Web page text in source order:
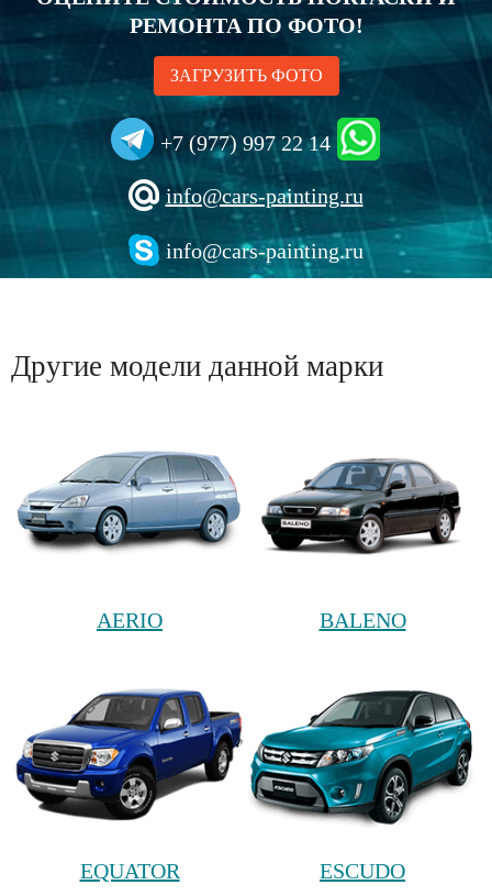
РЕМОНТА ПО ФОТО!
ЗАГРУЗИТЬ ФОТО
+7 (977) 997 22 14
info@cars-painting.ru
info@cars-painting.ru
Другие модели данной марки
AERIO BALENO
EQUATOR ESCUDO